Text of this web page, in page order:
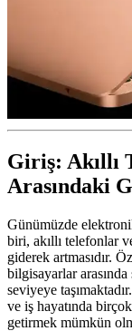
Giriş: Akıllı
Arasındaki
Günümüzde
biri, akıllı telefonlar
giderek artmasıdır.
bilgisayarlar
seviyeye
ve iş hayatında
getirmek mümkün